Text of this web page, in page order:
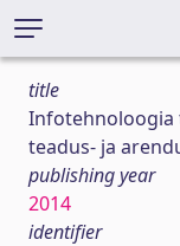
title
Infotehnoloogia
teadus- ja
publishing year
2014
identifier